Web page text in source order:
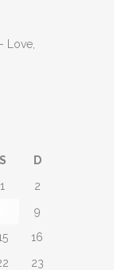
Love,
S
D
1
2
9
16
23